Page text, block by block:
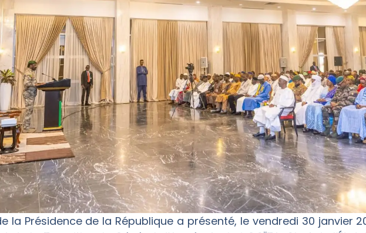
la Présidence de la République a présenté, le vendredi 30 janvier